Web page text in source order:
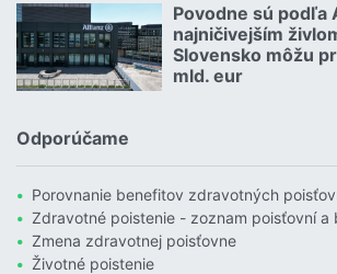
Povodne sú podľa
najničivejším
Slovensko môžu
mld. eur
23.07.2026 |
Odporúčame
Porovnanie benefitov zdravotných
Zdravotné poistenie - zoznam poisťovní a
Zmena zdravotnej poisťovne
Životné poistenie